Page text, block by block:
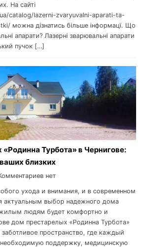
На сайті
catalog/lazerni-zvaryuvalni-aparati-ta-
можна дізнатись більше інформацї. Що
апарати? Лазерні зварювальні апарати
пучок […]
Турбота» в Чернигове:
близких
нет
ухода и внимания, и в современном
актуальным выбор надежного дома
людям будет комфортно и
дом престарелых «Родинна Турбота»
пространство, где каждый
необходимую поддержку, медицинскую